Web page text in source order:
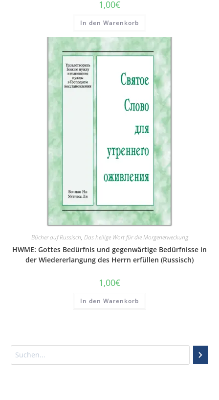
1,00€
In den Warenkorb
Bücher auf Russisch, Das heilige Wort für die Morgenerweckung
HWME: Gottes Bedürfnis und gegenwärtige Bedürfnisse in
der Wiedererlangung des Herrn erfüllen (Russisch)
1,00€
In den Warenkorb